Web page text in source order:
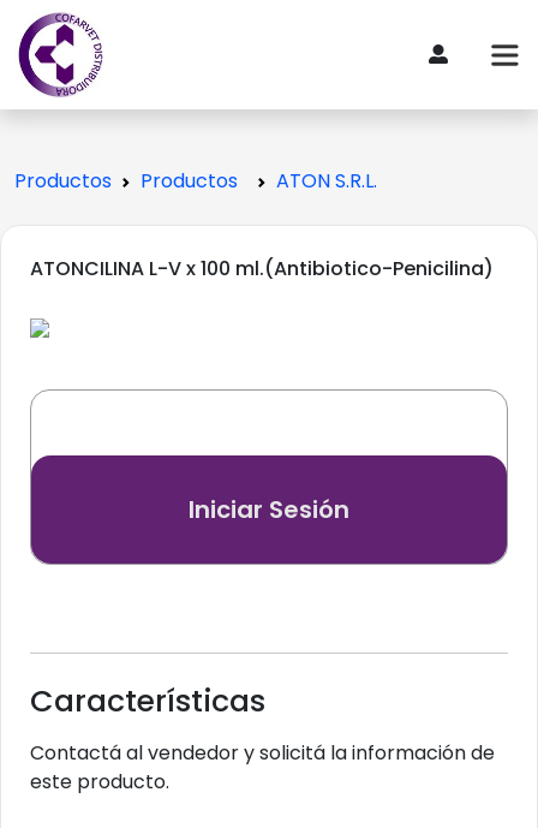
Productos Productos ATON S.R.L.
ATONCILINA L-V x 100 ml.(Antibiotico-Penicilina)
Iniciar Sesión
Características
Contactá al vendedor y solicitá la información de
este producto.